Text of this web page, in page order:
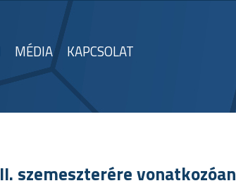
MÉDIA KAPCSOLAT
szemeszterére vonatkozóan